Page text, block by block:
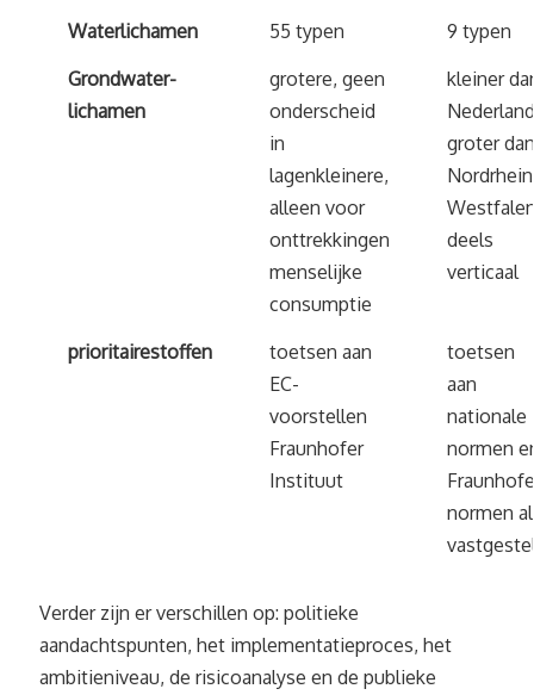
Waterlichamen
55 typen
9 typen
Grondwater-
lichamen
grotere, geen
onderscheid
in
lagenkleinere,
alleen voor
onttrekkingen
menselijke
consumptie
kleiner
groter dan
deels
verticaal
prioritairestoffen
toetsen aan
EC-
voorstellen
Fraunhofer
Instituut
toetsen
aan
nationale
normen
normen
Verder zijn er verschillen op: politieke
aandachtspunten, het implementatieproces, het
ambitieniveau, de risicoanalyse en de publieke